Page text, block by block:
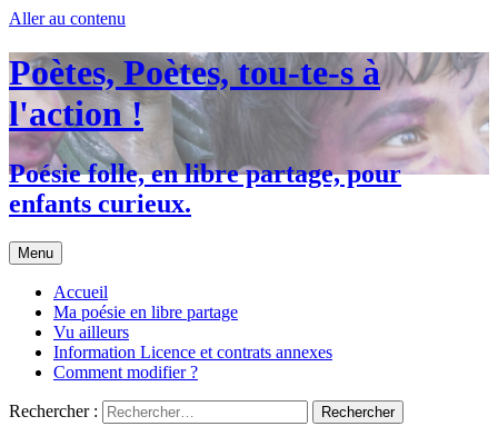
Aller au contenu
Poètes, Poètes, tou-te-s à
l'action !
Poésie folle, en libre partage, pour
enfants curieux.
Menu
Accueil
Ma poésie en libre partage
Vu ailleurs
Information Licence et contrats annexes
Comment modifier ?
Rechercher :